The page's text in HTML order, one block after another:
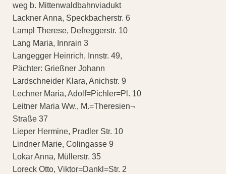
weg b. Mittenwaldbahnviadukt
Lackner Anna, Speckbacherstr. 6
Lampl Therese, Defreggerstr. 10
Lang Maria, Innrain 3
Langegger Heinrich, Innstr. 49,
Pächter: Grießner Johann
Lardschneider Klara, Anichstr. 9
Lechner Maria, Adolf=Pichler=Pl. 10
Leitner Maria Ww., M.=Theresien¬
Straße 37
Lieper Hermine, Pradler Str. 10
Lindner Marie, Colingasse 9
Lokar Anna, Müllerstr. 35
Loreck Otto, Viktor=Dankl=Str. 2